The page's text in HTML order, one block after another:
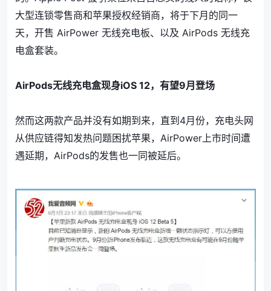
大型连锁零售商和苹果授权经销商，将于下月的同一
天，开售 AirPower 无线充电板、以及 AirPods 无线充
电盒套装。
AirPods无线充电盒现身iOS 12，有望9月登场
然而这两款产品并没有如期到来，直到4月份，充电头网
从供应链得知发热问题困扰苹果，AirPower上市时间遭
遇延期，AirPods的发售也一同被延后。